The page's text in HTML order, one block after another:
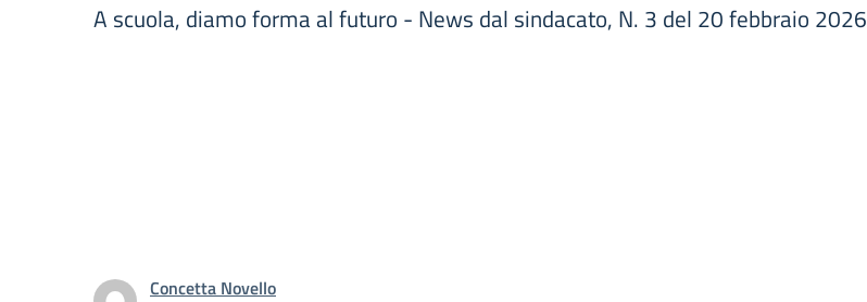
A scuola, diamo forma al futuro - News dal sindacato, N. 3 del 20 febbraio 2026
Concetta Novello